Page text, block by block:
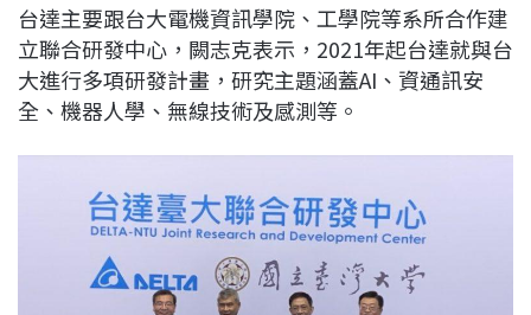
台達主要跟台大電機資訊學院、工學院等系所合作建
立聯合研發中心，闕志克表示，2021年起台達就與台
大進行多項研發計畫，研究主題涵蓋AI、資通訊安
全、機器人學、無線技術及感測等。